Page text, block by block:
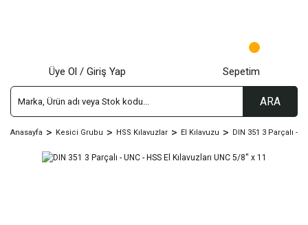
ARA
Üye Ol / Giriş Yap Sepetim
Anasayfa Kesici Grubu HSS Kılavuzlar El Kılavuzu DIN 351 3 Parçalı -